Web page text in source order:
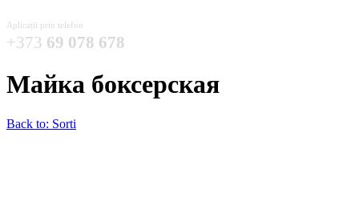
Aplicații prin telefon
+373 69 078 678
Майка боксерская
Back to: Sorti